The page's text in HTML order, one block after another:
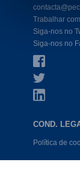
Trabalhar
Siga-nos no
Siga-nos no
COND.
Política de